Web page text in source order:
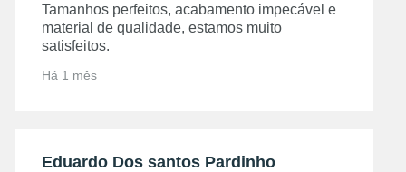
Tamanhos perfeitos, acabamento impecável e
material de qualidade, estamos muito
satisfeitos.
Há 1 mês
Eduardo Dos santos Pardinho